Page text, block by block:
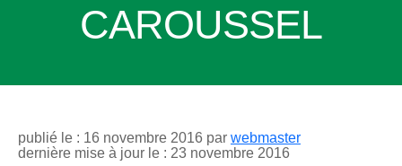
CAROUSSEL
publié le : 16 novembre 2016 par webmaster
dernière mise à jour le : 23 novembre 2016